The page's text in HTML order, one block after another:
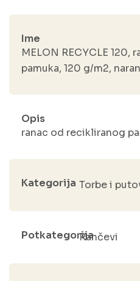
Ime
MELON RECYCLE
pamuka, 120 g/m2,
Opis
ranac od recikliranog
Kategorija Torbe i
PotkategorijaRančevi